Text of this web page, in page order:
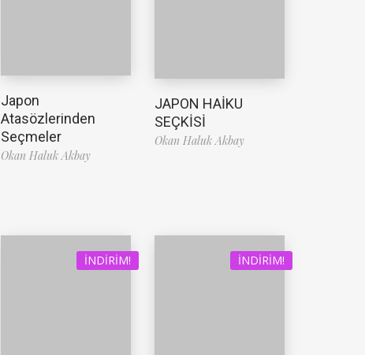
Japon
Atasözlerinden
Seçmeler
Okan Haluk Akbay
JAPON HAİKU
SEÇKİSİ
Okan Haluk Akbay
İNDIRIM! İNDIRIM!